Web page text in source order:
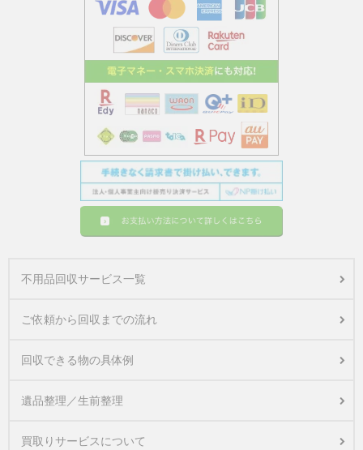
不用品回収サービス一覧
ご依頼から回収までの流れ
回収できる物の具体例
遺品整理／生前整理
買取りサービスについて